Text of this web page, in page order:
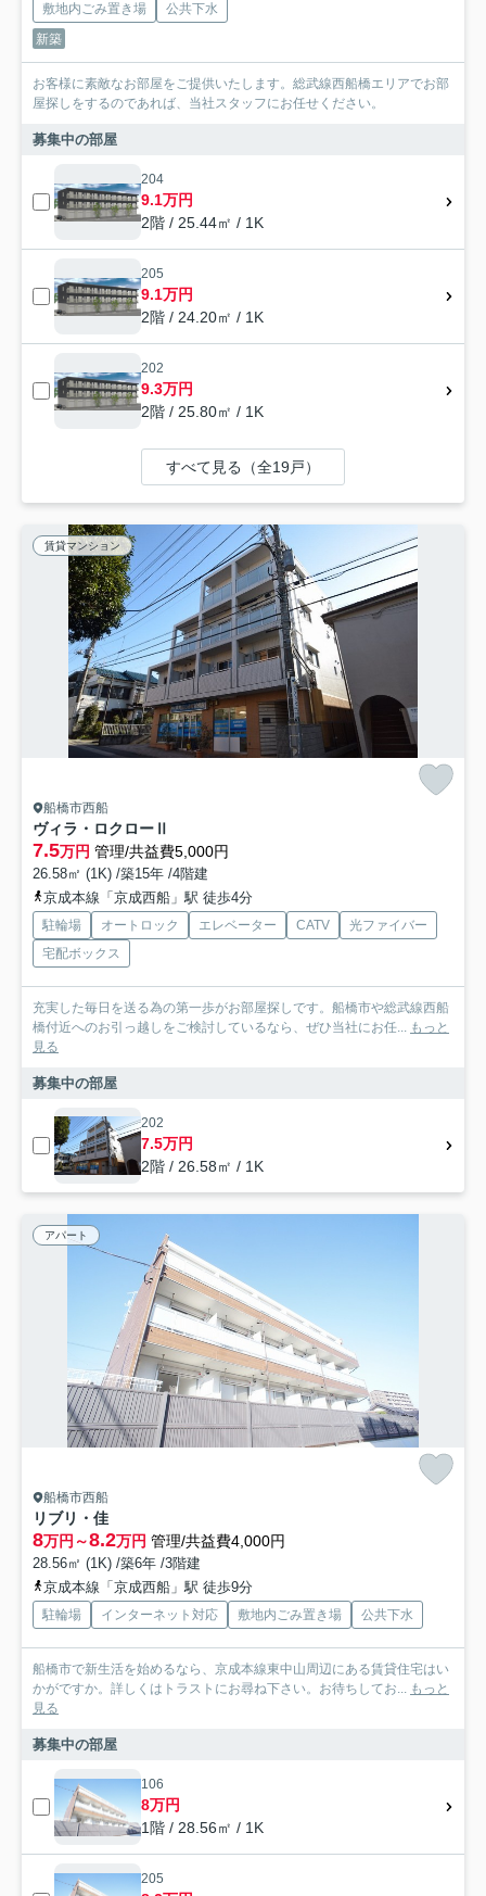
敷地内ごみ置き場
公共下水
新築
お客様に素敵なお部屋をご提供いたします。総武線西船橋エリアでお部
屋探しをするのであれば、当社スタッフにお任せください。
募集中の部屋
204
9.1万円
2階 / 25.44㎡ / 1K
205
9.1万円
2階 / 24.20㎡ / 1K
202
9.3万円
2階 / 25.80㎡ / 1K
すべて見る（全19戸）
賃貸マンション
船橋市西船
ヴィラ・ロクローⅡ
7.5万円 管理/共益費5,000円
26.58㎡ (1K) /築15年 /4階建
京成本線「京成西船」駅 徒歩4分
駐輪場 オートロック エレベーター CATV
光ファイバー
宅配ボックス
充実した毎日を送る為の第一歩がお部屋探しです。船橋市や総武線西船
橋付近へのお引っ越しをご検討しているなら、ぜひ当社にお任... もっと
見る
募集中の部屋
202
7.5万円
2階 / 26.58㎡ / 1K
アパート
船橋市西船
リブリ・佳
8万円～8.2万円 管理/共益費4,000円
28.56㎡ (1K) /築6年 /3階建
京成本線「京成西船」駅 徒歩9分
駐輪場 インターネット対応 敷地内ごみ置き場 公共下水
船橋市で新生活を始めるなら、京成本線東中山周辺にある賃貸住宅はい
かがですか。詳しくはトラストにお尋ね下さい。お待ちしてお... もっと
見る
募集中の部屋
106
8万円
1階 / 28.56㎡ / 1K
205